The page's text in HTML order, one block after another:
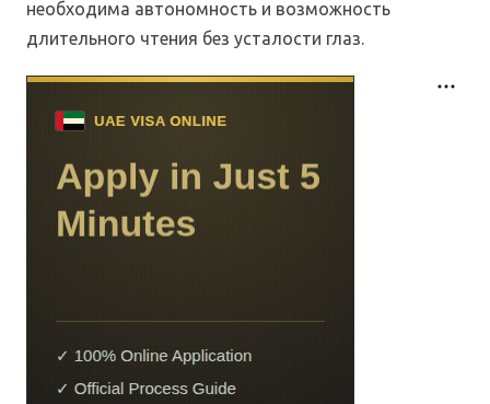
необходима автономность и возможность
длительного чтения без усталости глаз.